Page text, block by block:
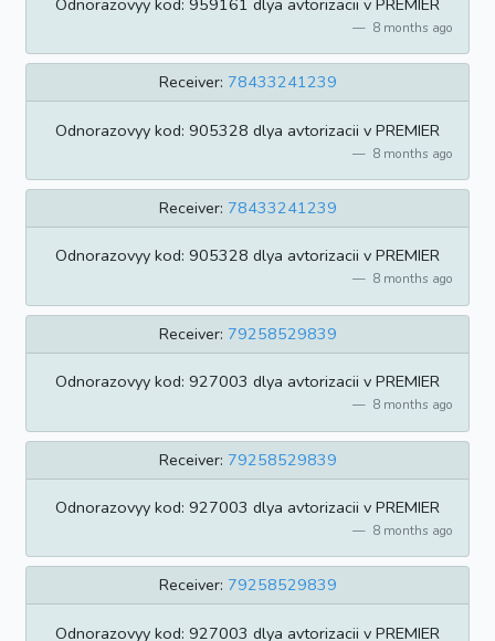
8 months ago
Receiver: 78433241239
Odnorazovyy kod: 905328 dlya avtorizacii v PREMIER
8 months ago
Receiver: 78433241239
Odnorazovyy kod: 905328 dlya avtorizacii v PREMIER
8 months ago
Receiver: 79258529839
Odnorazovyy kod: 927003 dlya avtorizacii v PREMIER
8 months ago
Receiver: 79258529839
Odnorazovyy kod: 927003 dlya avtorizacii v PREMIER
8 months ago
Receiver: 79258529839
Odnorazovyy kod: 927003 dlya avtorizacii v PREMIER